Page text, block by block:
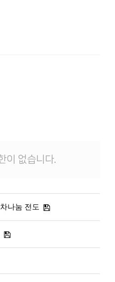
이 없습니다.
나눔 전도